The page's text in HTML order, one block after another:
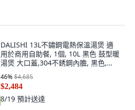
DALISHI 13L不鏽鋼電熱保溫湯煲 適
用於商用自助餐, 1個, 10L 黑色 鼓型暖
湯煲 大口蓋,304不銹鋼內膽, 黑色,
46%$4,685
$2,484
8/19 預計送達